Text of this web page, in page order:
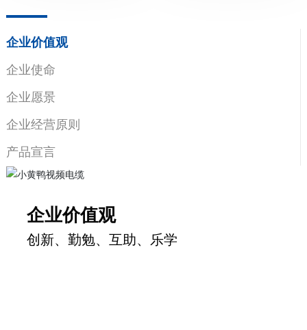
集团肩负“为世界传递光明，守护更多家庭的用电安全”的
企业愿景；坚持以“创新、勤勉、互助、乐学”为核心价值观，
坚持“高品质、高服务、高效益”的企业经营原则，将产品质量
视为企业的生命线，通过严控原材料供应渠道，优化产品工
艺流程，强化质量管理体系等有效机制，使产品质量始终保
固根本，达未来；以人为本，以创新为本；传承卓越品
质，创建百年小黄鸭视频！
企业价值观
企业使命
企业愿景
企业经营原则
产品宣言
企业价值观
创新、勤勉、互助、乐学